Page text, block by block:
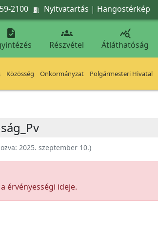
2100  Nyitvatartás | Hangostérkép
 
Részvétel

Átláthatóság
Közösség Önkormányzat Polgármesteri Hivatal
2025. szeptember 10.)
érvényességi ideje.